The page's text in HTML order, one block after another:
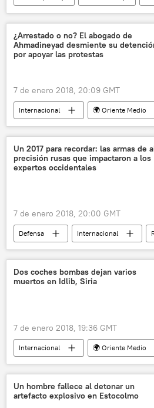
Internacional
Reino Unido
Meghan Markle
Navidad
noticias
¿Arrestado o no? El abogado de
Ahmadineyad desmiente su
por apoyar las protestas
7 de enero 2018, 20:09 GMT
Internacional
🌍 Oriente Medio
Protestas en Irán contra la situación
Irán
Mahmud Ahmadineyad
protestas
noticias
Un 2017 para recordar: las armas de
precisión rusas que impactaron a los
expertos occidentales
7 de enero 2018, 20:00 GMT
Defensa Internacional
Siria
Iskander-M
Kh-101
Kalibr
noticias
Dos coches bombas dejan varios
muertos en Idlib, Siria
7 de enero 2018, 19:36 GMT
Internacional 🌍 Oriente Medio
Idlib
coche bomba
Un hombre fallece al detonar un
artefacto explosivo en Estocolmo